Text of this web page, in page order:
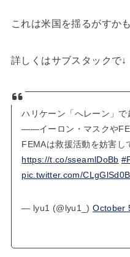
これは米国を揺るがすか
詳しくはサブスタックで↓
ハリケーン「へレーン」
――イーロン・マスクや
FEMAは救援活動を妨害し
https://t.co/sseamlDoBb
pic.twitter.com/
— lyu1 (@lyu1_)October